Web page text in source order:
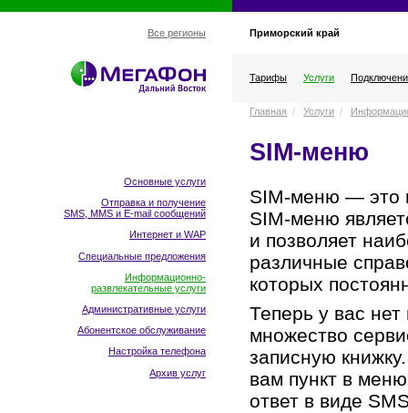
Все регионы Приморский край
Тарифы Услуги
Основные услуги
Отправка и получение
SMS, MMS и E-mail сообщений
Интернет и WAP
Специальные предложения
Информационно-
развлекательные услуги
Административные услуги
Абонентское обслуживание
Настройка телефона
Архив услуг
Главная / Услуги /
SIM-меню
SIM-меню — это
SIM-меню
и позволяет
различные
которых
Теперь у вас
множество
записную
вам пункт в
ответ в виде